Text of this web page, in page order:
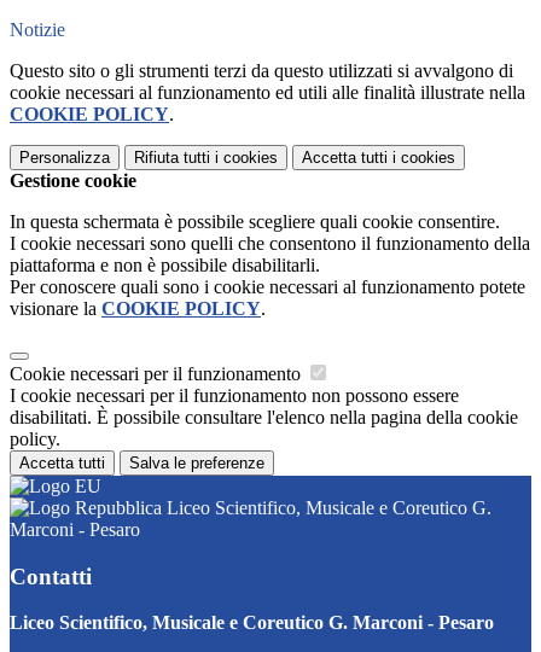
Notizie
Questo sito o gli strumenti terzi da questo utilizzati si avvalgono di
cookie necessari al funzionamento ed utili alle finalità illustrate nella
COOKIE POLICY.
Personalizza Rifiuta tutti i cookies Accetta tutti i cookies
Gestione cookie
In questa schermata è possibile scegliere quali cookie consentire.
I cookie necessari sono quelli che consentono il funzionamento della
piattaforma e non è possibile disabilitarli.
Per conoscere quali sono i cookie necessari al funzionamento potete
visionare la COOKIE POLICY.
Cookie necessari per il funzionamento
I cookie necessari per il funzionamento non possono essere
disabilitati. È possibile consultare l'elenco nella pagina della cookie
policy.
Accetta tutti Salva le preferenze
Liceo Scientifico, Musicale e Coreutico G.
Marconi - Pesaro
Contatti
Liceo Scientifico, Musicale e Coreutico G. Marconi - Pesaro